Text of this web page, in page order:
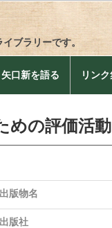
ブラリーです。
矢口新を語る リン
めの評価活
出版物名
出版社